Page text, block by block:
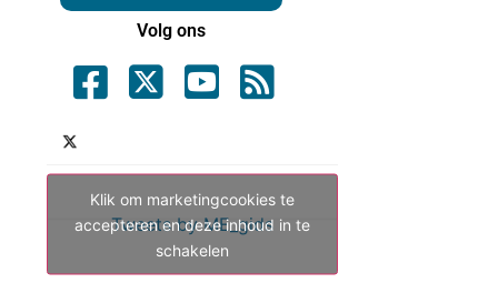
Volg ons
Tweets by ME_gids
Klik om marketingcookies te
accepteren en deze inhoud in te
schakelen